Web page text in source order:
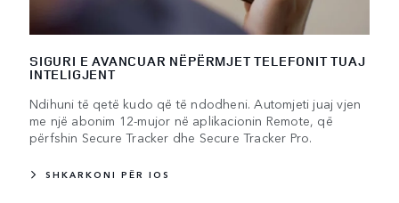
SIGURI E AVANCUAR NËPËRMJET TELEFONIT TUAJ
INTELIGJENT
Ndihuni të qetë kudo që të ndodheni. Automjeti juaj vjen
me një abonim 12-mujor në aplikacionin Remote, që
përfshin Secure Tracker dhe Secure Tracker Pro.
SHKARKONI PËR IOS